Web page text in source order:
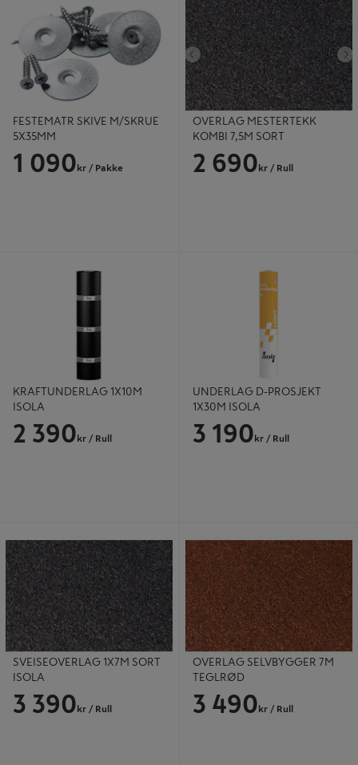
FESTEMATR SKIVE M/SKRUE
5X35MM
1 090 kr / Pakke
7,5M SORT
Tidligere
OVERLAG MESTERTEKK
KOMBI 7,5M SORT
2 690 kr / Rull
KRAFTUNDERLAG 1X10M
ISOLA
2 390 kr / Rull
UNDERLAG D-PROSJEKT
1X30M ISOLA
3 190 kr / Rull
ISOLA
SVEISEOVERLAG 1X7M SORT
ISOLA
3 390 kr / Rull
TEGLRØD
OVERLAG SELVBYGGER 7M
TEGLRØD
3 490 kr / Rull